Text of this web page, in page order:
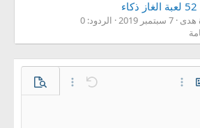
هدى 7 سبتمبر 2019
الردود: 0
صورة
خيارات إضافية… تراجع خيارات إضافية…
معاينة